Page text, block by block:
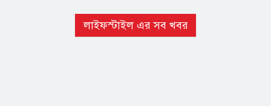
লাইফস্টাইল এর সব খবর